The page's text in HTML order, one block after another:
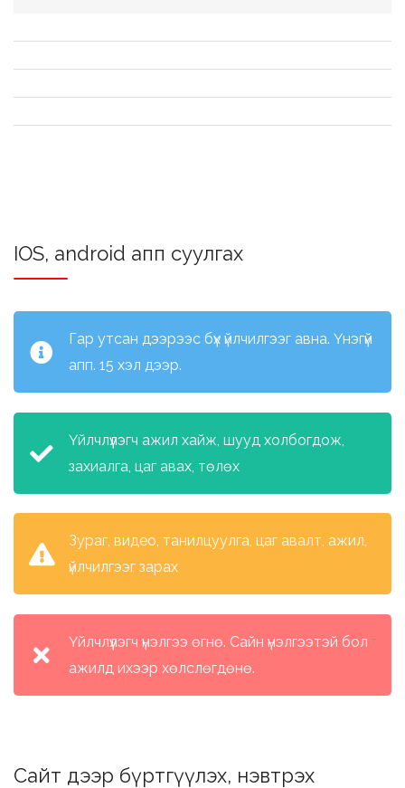
IOS, android апп суулгах
Гар утсан дээрээс бүх үйлчилгээг авна. Үнэгүй
апп. 15 хэл дээр.
Үйлчлүүлэгч ажил хайж, шууд холбогдож,
захиалга, цаг авах, төлөх
Зураг, видео, танилцуулга, цаг авалт, ажил,
үйлчилгээг зарах
Үйлчлүүлэгч үнэлгээ өгнө. Сайн үнэлгээтэй бол
ажилд ихээр хөлслөгдөнө.
Сайт дээр бүртгүүлэх, нэвтрэх